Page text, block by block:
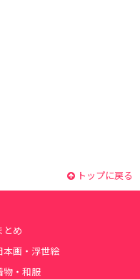
トップに戻る
とめ
本画・浮世絵
物・和服